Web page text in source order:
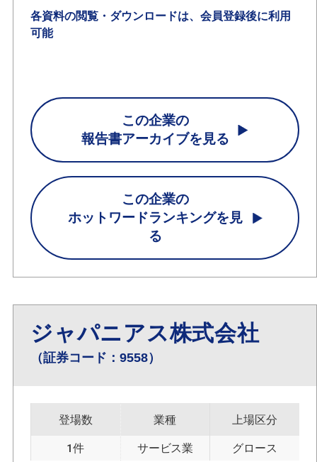
各資料の閲覧・ダウンロードは、会員登録後に利用
可能
この企業の
報告書アーカイブを見る
この企業の
ホットワードランキングを見
る
ジャパニアス株式会社
（証券コード：9558）
登場数
1件
業種
サービス業
上場区分
グロース